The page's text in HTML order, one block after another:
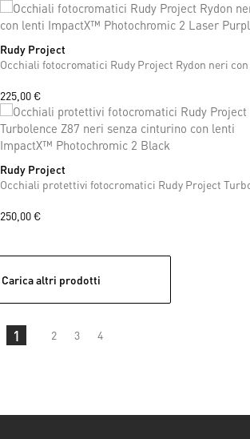
ONE SIZE
+13
Rudy Project
225,00 €
ONE SIZE
Rudy Project
250,00 €
Carica altri prodotti
1 2 3 4